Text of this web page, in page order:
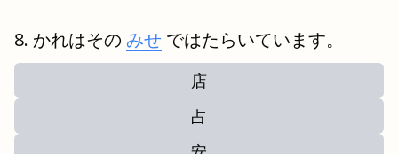
かれはその みせ ではたらいています。
店
占